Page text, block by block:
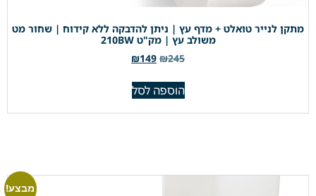
מתקן לנייר טואלט + מדף עץ | ניתן להדבקה ללא קידוח | שחור מט
משולב עץ | מק"ט 210BW
₪245
₪149
הוספה לסל
מבצע!